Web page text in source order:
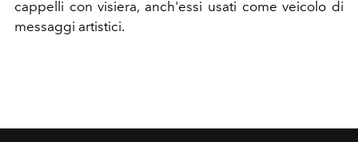
cappelli con visiera, anch'essi usati come veicolo di
messaggi artistici.